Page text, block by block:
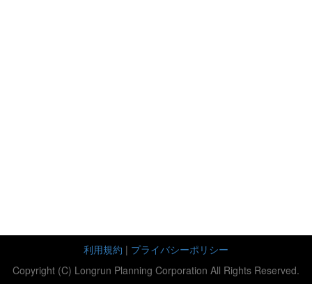
利用規約 | プライバシーポリシー
Copyright (C) Longrun Planning Corporation All Rights Reserved.